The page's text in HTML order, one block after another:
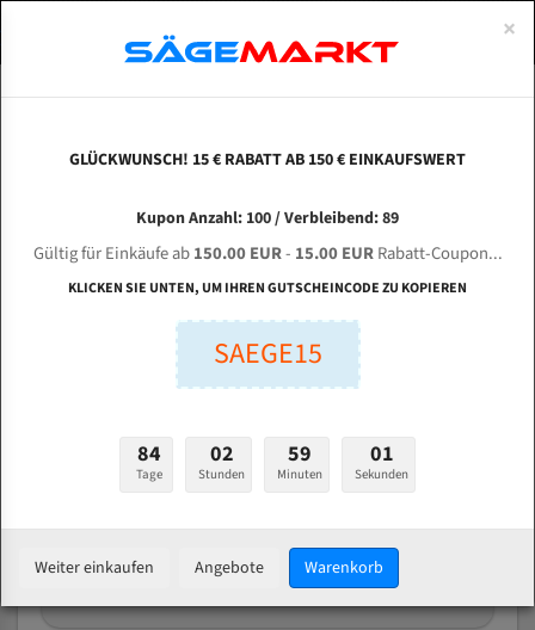
COSEN C-5046 L für 5740 mm Bi-Metall
Bandsägeblätter
Bandsägeblätter für Cosen
Länge (mm):
Welche Zahn soll ich wählen?
ABOUTS
ENGLISH
Bi-Metall Meterware
Fleischerei Bandsägeblätter
Bandmesser Glatt Meterware
Konvex Meterware
×
GLÜCKWUNSCH! 15 € RABATT AB 150 € EINKAUFSWERT
Kupon Anzahl: 100 / Verbleibend: 89
Gültig für Einkäufe ab150.00 EUR- 15.00 EURRabatt-Coupon...
KLICKEN SIE UNTEN, UM IHREN GUTSCHEINCODE ZU KOPIEREN
SAEGE15
84
Tage
02
Stunden
59
Minuten
00
Sekunden
Weiter einkaufen Angebote Warenkorb